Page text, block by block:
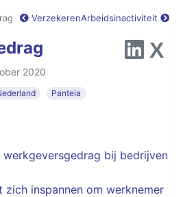
VerzekerenArbeidsinactiviteit
2020
Panteia
werkgeversgedrag bij bedrijven
zich inspannen om werknemer